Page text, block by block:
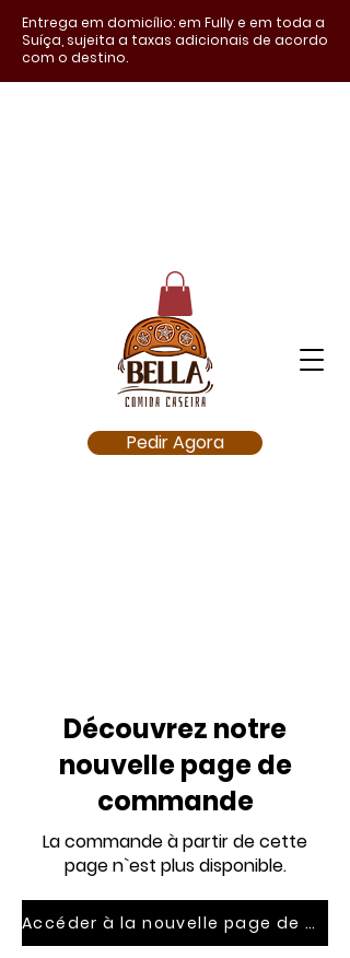
Entrega em domicílio: em Fully e em toda a
Suíça, sujeita a taxas adicionais de acordo
com o destino.
Pedir Agora
Découvrez notre
nouvelle page de
commande
La commande à partir de cette
page n`est plus disponible.
Accéder à la nouvelle page de commande